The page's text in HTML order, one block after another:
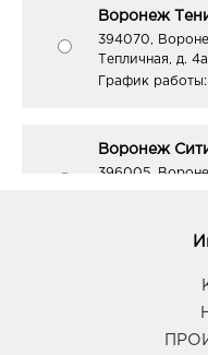
Воронеж
394070,
Тепличная, д. 4а
График работы:
Воронеж
396005,
Воронеж
394065,
График работы: